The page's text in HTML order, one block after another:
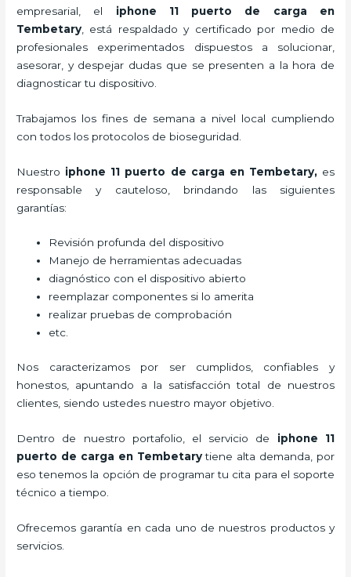
empresarial, el iphone 11 puerto de carga en
Tembetary , está respaldado y certificado por medio de
profesionales experimentados dispuestos a solucionar,
asesorar, y despejar dudas que se presenten a la hora de
diagnosticar tu dispositivo.
Trabajamos los fines de semana a nivel local cumpliendo
con todos los protocolos de bioseguridad.
Nuestro iphone 11 puerto de carga en Tembetary, es
responsable y cauteloso, brindando las siguientes
garantías:
Revisión profunda del dispositivo
Manejo de herramientas adecuadas
diagnóstico con el dispositivo abierto
reemplazar componentes si lo amerita
realizar pruebas de comprobación
etc.
Nos caracterizamos por ser cumplidos, confiables y
honestos, apuntando a la satisfacción total de nuestros
clientes, siendo ustedes nuestro mayor objetivo.
Dentro de nuestro portafolio, el servicio de iphone 11
puerto de carga en Tembetarytiene alta demanda, por
eso tenemos la opción de programar tu cita para el soporte
técnico a tiempo.
Ofrecemos garantía en cada uno de nuestros productos y
servicios.